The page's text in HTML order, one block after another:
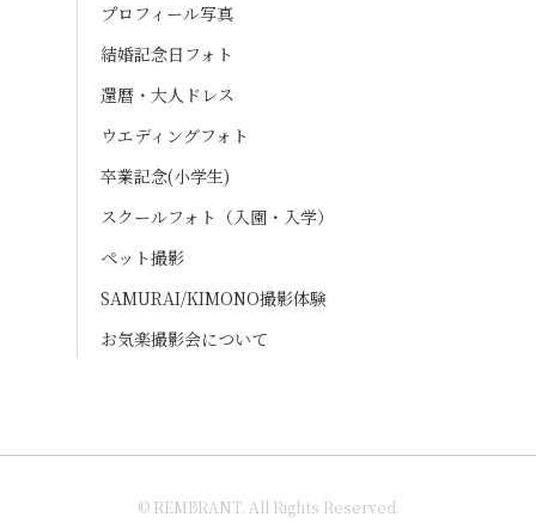
プロフィール写真
結婚記念日フォト
還暦・大人ドレス
ウエディングフォト
卒業記念(小学生)
スクールフォト（入園・入学）
ペット撮影
SAMURAI/KIMONO撮影体験
お気楽撮影会について
© REMBRANT. All Rights Reserved.